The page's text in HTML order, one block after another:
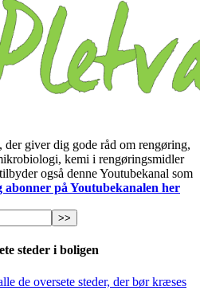
giver dig gode råd om rengøring,
kemi i rengøringsmidler
også denne Youtubekanal som
abonner på Youtubekanalen her
steder i boligen
de oversete steder, der bør kræses